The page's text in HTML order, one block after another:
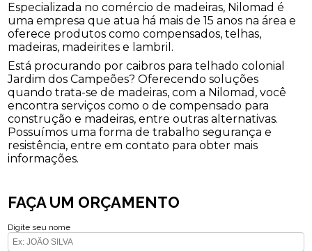
Especializada no comércio de madeiras, Nilomad é
uma empresa que atua há mais de 15 anos na área e
oferece produtos como compensados, telhas,
madeiras, madeirites e lambril.
Está procurando por caibros para telhado colonial
Jardim dos Campeões? Oferecendo soluções
quando trata-se de madeiras, com a Nilomad, você
encontra serviços como o de compensado para
construção e madeiras, entre outras alternativas.
Possuímos uma forma de trabalho segurança e
resistência, entre em contato para obter mais
informações.
FAÇA UM ORÇAMENTO
Digite seu nome